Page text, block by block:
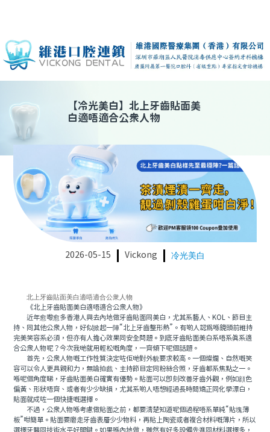
【冷光美白】 北上牙齒貼面美
白適唔適合公衆人物
2026-05-15 Vickong 冷光美白
北上牙齒貼面美白適唔適合公衆人物
《北上牙齒貼面美白適唔適合公衆人物》
近年愈嚟愈多香港人興去內地做牙齒貼面同美白，尤其系藝人、KOL、節目主
持、同其他公衆人物，好似掀起一陣“北上牙齒整形熱”。有啲人認爲喺鏡頭前維持
完美笑容系必須，但亦有人擔心效果同安全問題。到底牙齒貼面美白系唔系真系適
合公衆人物呢？今次我哋就用輕松嘅角度，一齊傾下呢個話題。
首先，公衆人物嘅工作性質決定咗佢哋對外貌要求較高。一個燦爛、自然嘅笑
容可以令人更具親和力，無論拍戲、主持節目定同粉絲合照，牙齒都系焦點之一。
喺呢個角度睇，牙齒貼面美白確實有優勢。貼面可以即刻改善牙齒外觀，例如顔色
偏黃、形狀唔齊、或者有少少缺損，尤其系啲人唔想經過長時間矯正同化學漂白，
貼面就成咗一個快捷嘅選擇。
不過，公衆人物喺考慮做貼面之前，都要清楚知道呢個過程唔系單純“貼塊薄
板”咁簡單。貼面要磨走牙齒表層少少物料，再貼上陶瓷或者複合材料嘅薄片，所以